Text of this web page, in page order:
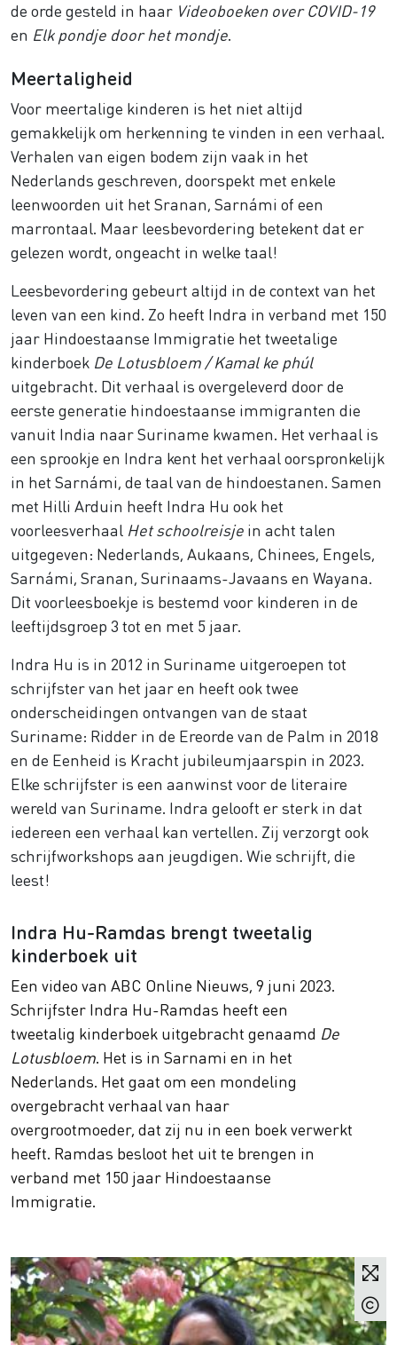
de orde gesteld in haar Videoboeken over COVID-19
en Elk pondje door het mondje
Meertaligheid
Voor meertalige kinderen is het niet altijd
gemakkelijk om herkenning te vinden in een verhaal.
Verhalen van eigen bodem zijn vaak in het
Nederlands geschreven, doorspekt met enkele
leenwoorden uit het Sranan, Sarnámi of een
marrontaal. Maar leesbevordering betekent dat er
gelezen wordt, ongeacht in welke taal!
Leesbevordering gebeurt altijd in de context van het
leven van een kind. Zo heeft Indra in verband met 150
jaar Hindoestaanse Immigratie het tweetalige
kinderboek De Lotusbloem / Kamal ke phúl
uitgebracht. Dit verhaal is overgeleverd door de
eerste generatie hindoestaanse immigranten die
vanuit India naar Suriname kwamen. Het verhaal is
een sprookje en Indra kent het verhaal oorspronkelijk
in het Sarnámi, de taal van de hindoestanen. Samen
met Hilli Arduin heeft Indra Hu ook het
voorleesverhaal Het schoolreisje in acht talen
uitgegeven: Nederlands, Aukaans, Chinees, Engels,
Sarnámi, Sranan, Surinaams-Javaans en Wayana.
Dit voorleesboekje is bestemd voor kinderen in de
leeftijdsgroep 3 tot en met 5 jaar.
Indra Hu is in 2012 in Suriname uitgeroepen tot
schrijfster van het jaar en heeft ook twee
onderscheidingen ontvangen van de staat
Suriname: Ridder in de Ereorde van de Palm in 2018
en de Eenheid is Kracht jubileumjaarspin in 2023.
Elke schrijfster is een aanwinst voor de literaire
wereld van Suriname. Indra gelooft er sterk in dat
iedereen een verhaal kan vertellen. Zij verzorgt ook
schrijfworkshops aan jeugdigen. Wie schrijft, die
leest!
Indra Hu-Ramdas brengt tweetalig
kinderboek uit
Een video van ABC Online Nieuws, 9 juni 2023.
Schrijfster Indra Hu-Ramdas heeft een
tweetalig kinderboek uitgebracht genaamd De
Lotusbloem . Het is in Sarnami en in het
Nederlands. Het gaat om een mondeling
overgebracht verhaal van haar
overgrootmoeder, dat zij nu in een boek verwerkt
heeft. Ramdas besloot het uit te brengen in
verband met 150 jaar Hindoestaanse
Immigratie.